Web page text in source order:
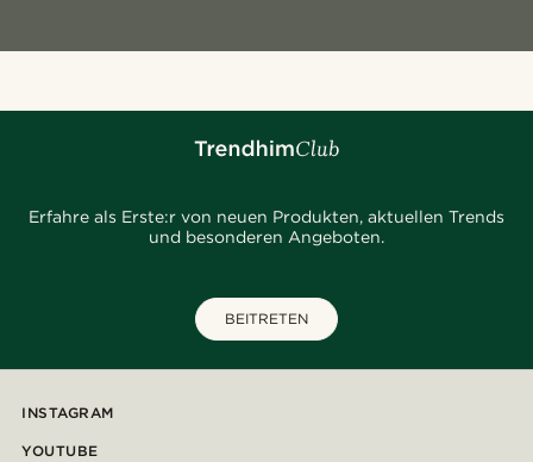
Erfahre als Erste:r von neuen Produkten, aktuellen Trends
und besonderen Angeboten.
BEITRETEN
INSTAGRAM
YOUTUBE